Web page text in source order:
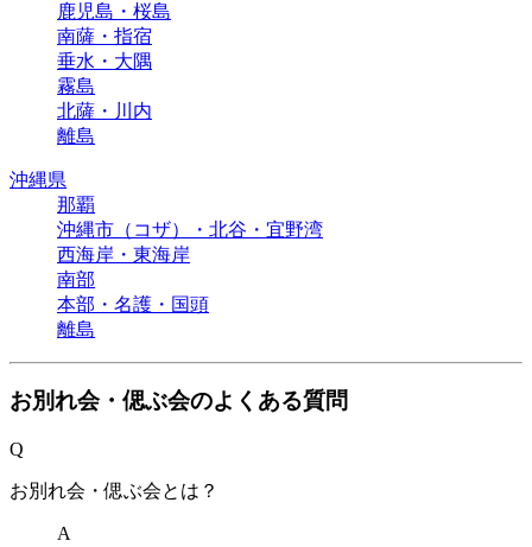
鹿児島・桜島
南薩・指宿
垂水・大隅
霧島
北薩・川内
離島
沖縄県
那覇
沖縄市（コザ）・北谷・宜野湾
西海岸・東海岸
南部
本部・名護・国頭
離島
お別れ会・偲ぶ会のよくある質問
Q
お別れ会・偲ぶ会とは？
A